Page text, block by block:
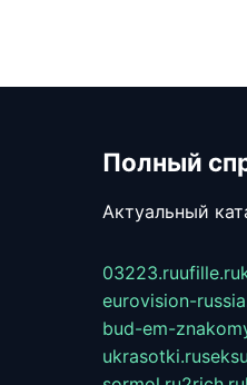
Полный
Актуальный
03223.ruufille.ru
eurovision-
bud-em-
ukrasotki.ru